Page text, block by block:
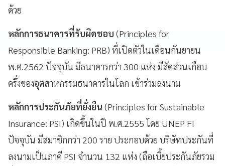
ด้วย
หลักการธนาคารที่รับผิดชอบ (Principles for
Responsible Banking: PRB) ที่เปิดตัวในเดือนกันยายน
พ.ศ.2562 ปัจจุบัน มีธนาคารกว่า 300 แห่ง มีสัดส่วนเกือบ
ครึ่งของอุตสาหกรรมธนาคารในโลก เข้าร่วมลงนาม
หลักการประกันภัยที่ยั่งยืน (Principles for Sustainable
Insurance: PSI) เกิดขึ้นในปี พ.ศ.2555 โดย UNEP FI
ปัจจุบัน มีสมาชิกกว่า 200 ราย ประกอบด้วย บริษัทประกันที่
ลงนามเป็นภาคี PSI จำนวน 132 แห่ง (ถือเบี้ยประกันภัยรวม